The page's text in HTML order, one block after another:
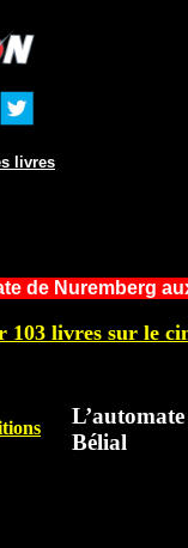
livres
de Nuremberg
103 livres sur le
Bélial